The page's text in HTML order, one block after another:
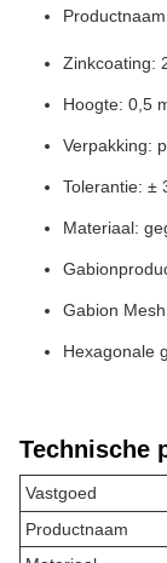
Zinkcoating:
Hoogte: 0,5
Verpakking:
Tolerantie: ±
Materiaal:
Gabion
Hexagonale
Technische
Vastgoed
Productnaam